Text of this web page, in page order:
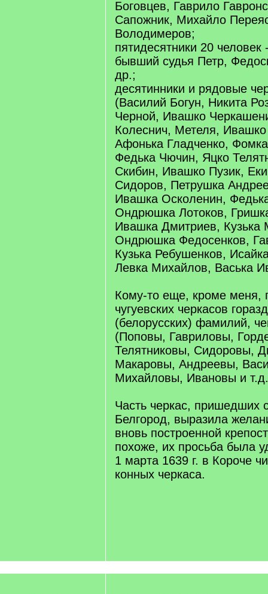
Боговцев, Гаврило
Сапожник, Михайло
Володимеров;
пятидесятники 20 человек
бывший судья Петр,
др.;
десятинники и рядовые
(Василий Богун, Никита
Черной, Ивашко
Колеснич, Метеля,
Афонька Гладченко,
Федька Чючин, Яцко
Скибин, Ивашко Пузик,
Сидоров, Петрушка
Ивашка Осколенин,
Ондрюшка Лотоков,
Ивашка Дмитриев, Кузька
Ондрюшка Федосенков,
Кузька Ребушенков,
Левка Михайлов, Васька
Кому-то еще, кроме меня,
чугуевских черкасов
(белорусских) фамилий,
(Поповы, Гавриловы,
Телятниковы, Сидоровы,
Макаровы, Андреевы,
Михайловы, Ивановы и
Часть черкас, пришедших
Белгород, выразила
вновь построенной
похоже, их просьба была
1 марта 1639 г. в Короче
конных черкаса.